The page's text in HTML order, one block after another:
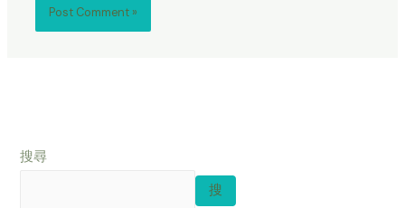
搜尋
搜